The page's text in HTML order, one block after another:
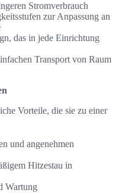
Stromverbrauch
zur Anpassung an
das in jede Einrichtung
Transport von Raum
Vorteile, die sie zu einer
und angenehmen
Hitzestau in
Wartung